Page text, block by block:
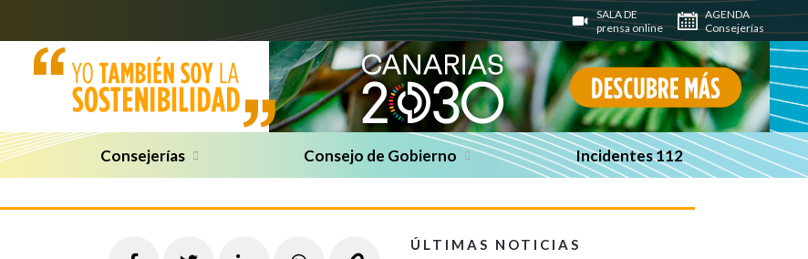
SALA DE
prensa online
AGENDA
Consejerías
Consejerías Consejo de Gobierno Incidentes 112
ÚLTIMAS NOTICIAS